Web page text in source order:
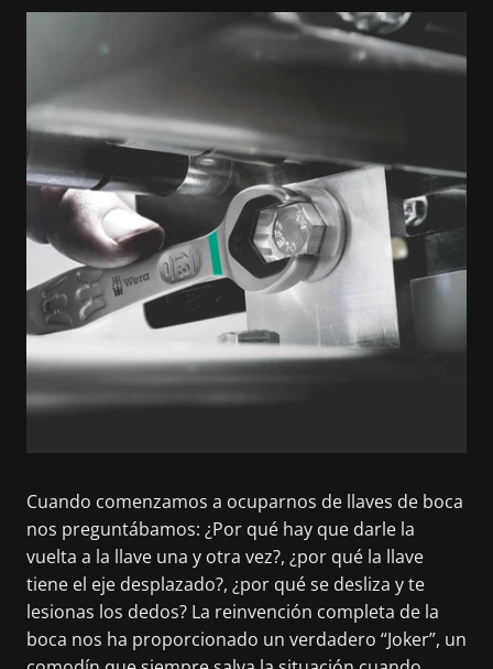
Cuando comenzamos a ocuparnos de llaves de boca
nos preguntábamos: ¿Por qué hay que darle la
vuelta a la llave una y otra vez?, ¿por qué la llave
tiene el eje desplazado?, ¿por qué se desliza y te
lesionas los dedos? La reinvención completa de la
boca nos ha proporcionado un verdadero “Joker”, un